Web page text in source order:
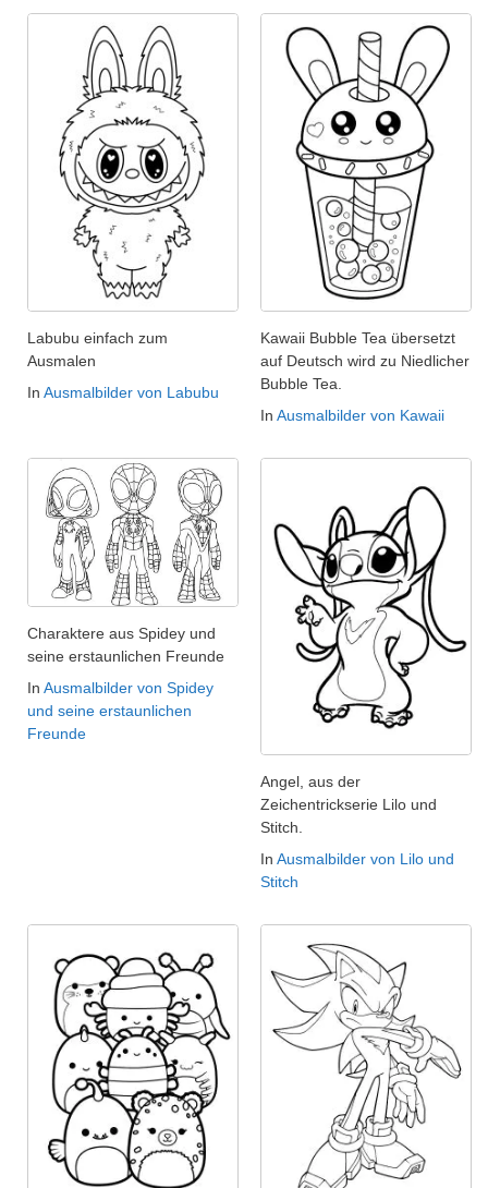
Labubu einfach zum
Ausmalen
In Ausmalbilder von Labubu
Kawaii Bubble Tea übersetzt
auf Deutsch wird zu Niedlicher
Bubble Tea.
In Ausmalbilder von Kawaii
Charaktere aus Spidey und
seine erstaunlichen Freunde
In Ausmalbilder von Spidey
und seine erstaunlichen
Freunde
Angel, aus der
Zeichentrickserie Lilo und
Stitch.
In Ausmalbilder von Lilo und
Stitch